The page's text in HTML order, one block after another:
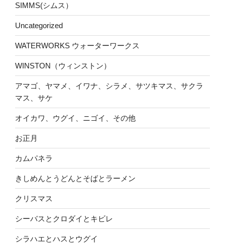
SIMMS(シムス）
Uncategorized
WATERWORKS ウォーターワークス
WINSTON（ウィンストン）
アマゴ、ヤマメ、イワナ、シラメ、サツキマス、サクラ
マス、サケ
オイカワ、ウグイ、ニゴイ、その他
お正月
カムパネラ
きしめんとうどんとそばとラーメン
クリスマス
シーバスとクロダイとキビレ
シラハエとハスとウグイ